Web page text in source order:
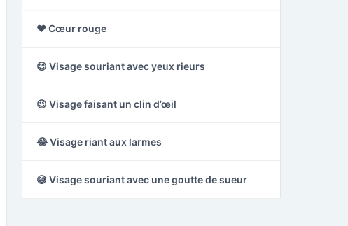
❤️ Cœur rouge
😊 Visage souriant avec yeux rieurs
😉 Visage faisant un clin d’œil
😂 Visage riant aux larmes
😅 Visage souriant avec une goutte de sueur